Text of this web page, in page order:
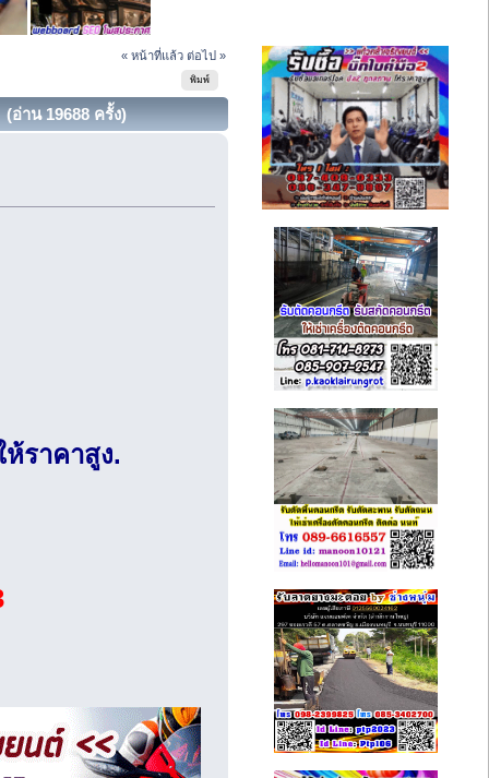
« หน้าที่แล้ว ต่อไป »
พิมพ์
าน 19688 ครั้ง)
ราคาสูง.